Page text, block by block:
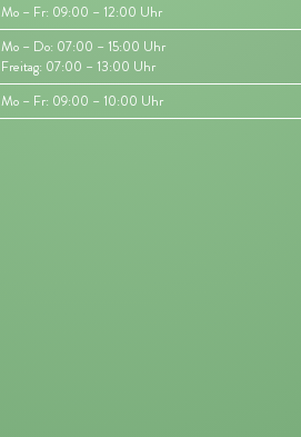
Mo – Fr: 09:00 – 12:00 Uhr
Mo – Do: 07:00 – 15:00 Uhr
Freitag: 07:00 – 13:00 Uhr
Mo – Fr: 09:00 – 10:00 Uhr